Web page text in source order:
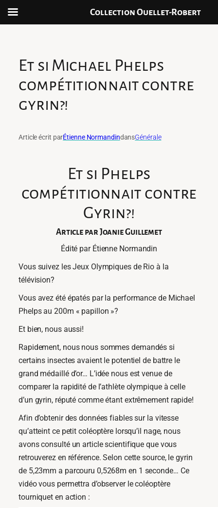
Et si Michael Phelps
compétitionnait contre
gyrin?!
Article écrit parÉtienne NormandindansGénérale
Et si Phelps
compétitionnait contre
Gyrin?!
Article par Joanie Guillemet
Édité par Étienne Normandin
Vous suivez les Jeux Olympiques de Rio à la
télévision?
Vous avez été épatés par la performance de Michael
Phelps au 200m « papillon »?
Et bien, nous aussi!
Rapidement, nous nous sommes demandés si
certains insectes avaient le potentiel de battre le
grand médaillé d’or… L’idée nous est venue de
comparer la rapidité de l’athlète olympique à celle
d’un gyrin, réputé comme étant extrêmement rapide!
Afin d’obtenir des données fiables sur la vitesse
qu’atteint ce petit coléoptère lorsqu’il nage, nous
avons consulté un article scientifique que vous
retrouverez en référence. Selon cette source, le gyrin
de 5,23mm a parcouru 0,5268m en 1 seconde… Ce
vidéo vous permettra d’observer le coléoptère
tourniquet en action :
Collection Ouellet-Robert